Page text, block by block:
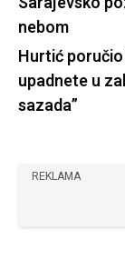
nebom
Hurtić
upadnete u
sazada”
REKLAMA